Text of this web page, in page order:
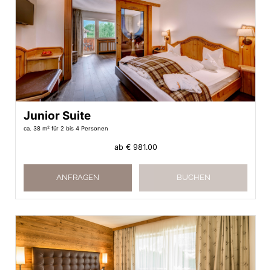
Junior Suite
ca. 38 m² für 2 bis 4 Personen
ab € 981.00
ANFRAGEN BUCHEN